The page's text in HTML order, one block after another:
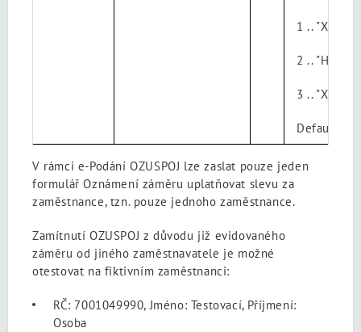
1 .. "XML"
2 .. "HTML"
3 ..
Default je
V rámci e-Podání OZUSPOJ lze zaslat pouze jeden
formulář Oznámení záměru uplatňovat slevu za
zaměstnance, tzn. pouze jednoho zaměstnance.
Zamítnutí OZUSPOJ z důvodu již evidovaného
záměru od jiného zaměstnavatele je možné
otestovat na fiktivním zaměstnanci:
RČ: 7001049990, Jméno: Testovací, Příjmení:
Osoba